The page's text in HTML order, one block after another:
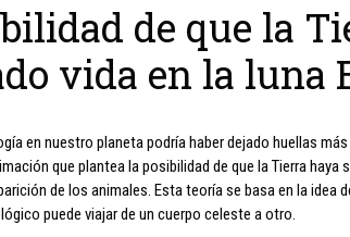
de que la
vida en la luna
en nuestro planeta podría haber dejado huellas
que plantea la posibilidad de que la Tierra haya
de los animales. Esta teoría se basa en la idea
puede viajar de un cuerpo celeste a otro.